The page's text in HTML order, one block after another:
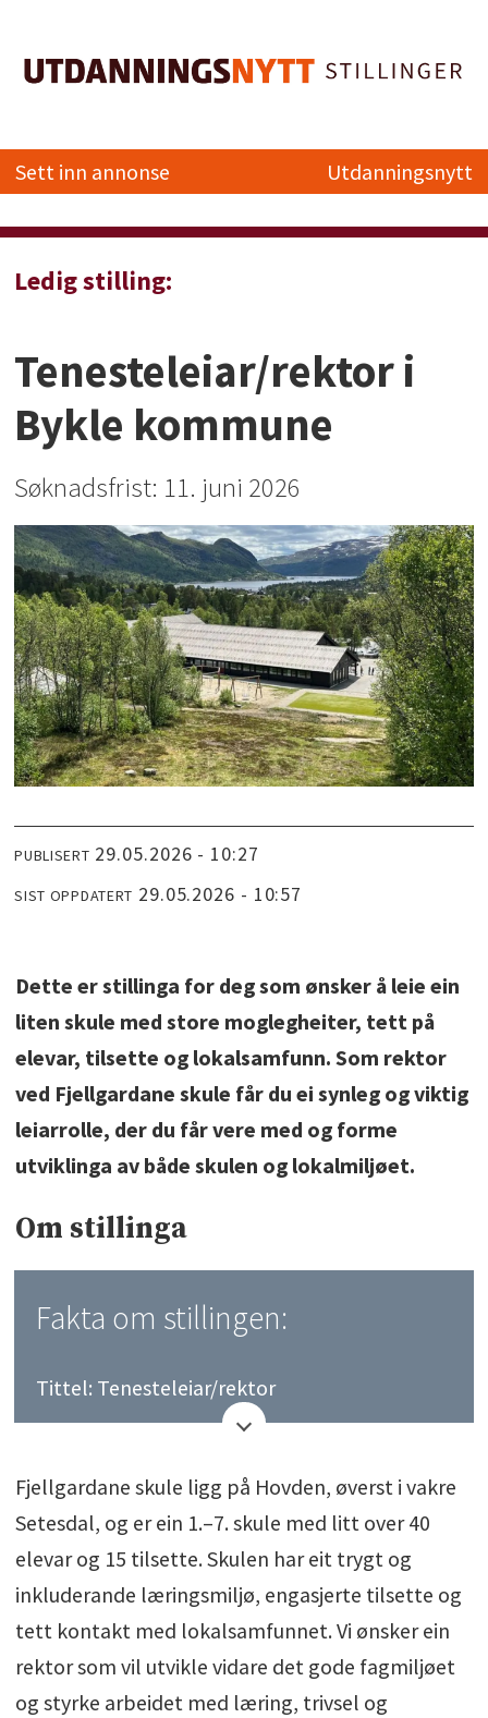
Sett inn annonse Utdanningsnytt
Ledig stilling:
Tenesteleiar/rektor i
Bykle kommune
Søknadsfrist: 11. juni 2026
PUBLISERT 29.05.2026 - 10:27
SIST OPPDATERT 29.05.2026 - 10:57
Dette er stillinga for deg som ønsker å leie ein
liten skule med store moglegheiter, tett på
elevar, tilsette og lokalsamfunn. Som rektor
ved Fjellgardane skule får du ei synleg og viktig
leiarrolle, der du får vere med og forme
utviklinga av både skulen og lokalmiljøet.
Om stillinga
Fakta om stillingen:
Tittel: Tenesteleiar/rektor
Sted: Norge, Agder, Arendal
Arbeidsplass: Bykle
Ansettelsestype: Fulltid
Arbeidssted: On-site
Fjellgardane skule ligg på Hovden, øverst i vakre
Setesdal, og er ein 1.–7. skule med litt over 40
elevar og 15 tilsette. Skulen har eit trygt og
inkluderande læringsmiljø, engasjerte tilsette og
tett kontakt med lokalsamfunnet. Vi ønsker ein
rektor som vil utvikle vidare det gode fagmiljøet
og styrke arbeidet med læring, trivsel og